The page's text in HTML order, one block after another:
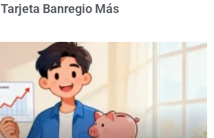
Tarjeta Banregio Más